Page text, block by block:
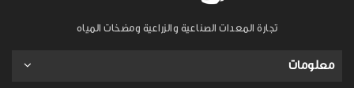
تجارة المعدات الصناعية والزراعية ومضخات المياه
معلومات